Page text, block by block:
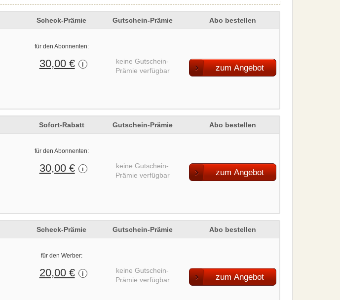
Scheck-Prämie
für den Abonnenten:
30,00 € i
Gutschein-Prämie
keine Gutschein-
Prämie verfügbar
Abo bestellen
zum Angebot
Sofort-Rabatt
für den Abonnenten:
30,00 € i
Gutschein-Prämie
keine Gutschein-
Prämie verfügbar
Abo bestellen
zum Angebot
Scheck-Prämie
für den Werber:
20,00 € i
Gutschein-Prämie
keine Gutschein-
Prämie verfügbar
Abo bestellen
zum Angebot